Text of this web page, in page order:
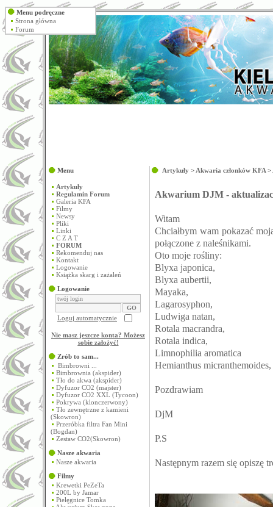
Menu
Artykuły
Regulamin Forum
Galeria KFA
Filmy
Newsy
Pliki
Linki
C Z A T
FORUM
Rekomenduj nas
Kontakt
Logowanie
Książka skarg i zażaleń
Logowanie
Loguj automatycznie
Nie masz jeszcze konta? Możesz
sobie założyć!
Zrób to sam...
Bimbrowni ...
Bimbrownia (akspider)
Tło do akwa (akspider)
Dyfuzor CO2 (majster)
Dyfuzor CO2 XXL (Tycoon)
Pokrywa (klonczerwony)
Tło zewnętrzne z kamieni
(Skowron)
Przeróbka filtra Fan Mini
(Bogdan)
Zestaw CO2(Skowron)
Nasze akwaria
Nasze akwaria
Filmy
Krewetki PeZeTa
200L by Jamar
Pielęgnice Tomka
Artykuły > Akwaria członków KFA >
Akwarium DJM -
Witam
Chciałbym wam pokazać
połączone z naleśnikami.
Oto moje rośliny:
Blyxa japonica,
Blyxa aubertii,
Mayaka,
Lagarosyphon,
Ludwiga natan,
Rotala macrandra,
Rotala indica,
Limnophilia aromatica
Hemianthus micranthemoides,
Pozdrawiam
DjM
P.S
Następnym razem się opiszę
Menu podręczne
Strona główna
Forum